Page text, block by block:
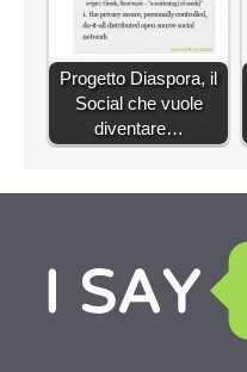
Progetto Diaspora, il
Social che vuole
diventare…